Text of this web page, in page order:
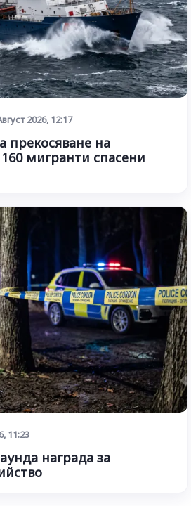
2026, 12:17
прекосяване на
мигранти спасени
11:23
награда за